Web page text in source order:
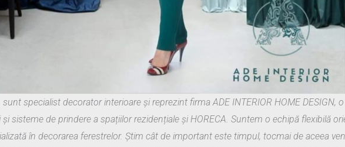
specialist decorator interioare și reprezint firma ADE INTERIOR HOME DESIGN,
sisteme de prindere a spațiilor rezidențiale și HORECA. Suntem o echipă flexibilă
în decorarea ferestrelor. Știm cât de important este timpul, tocmai de aceea